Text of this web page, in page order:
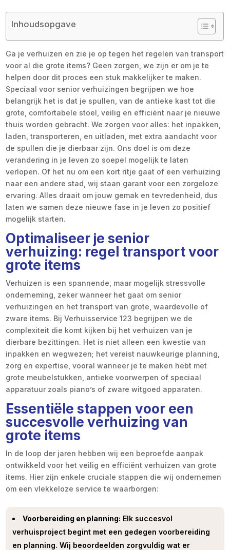
Inhoudsopgave
Ga je verhuizen en zie je op tegen het regelen van transport
voor al die grote items? Geen zorgen, we zijn er om je te
helpen door dit proces een stuk makkelijker te maken.
Speciaal voor senior verhuizingen begrijpen we hoe
belangrijk het is dat je spullen, van de antieke kast tot die
grote, comfortabele stoel, veilig en efficiënt naar je nieuwe
thuis worden gebracht. We zorgen voor alles: het inpakken,
laden, transporteren, en uitladen, met extra aandacht voor
de spullen die je dierbaar zijn. Ons doel is om deze
verandering in je leven zo soepel mogelijk te laten
verlopen. Of het nu om een kort ritje gaat of een verhuizing
naar een andere stad, wij staan garant voor een zorgeloze
ervaring. Alles draait om jouw gemak en tevredenheid, dus
laten we samen deze nieuwe fase in je leven zo positief
mogelijk starten.
Optimaliseer je senior
verhuizing: regel transport voor
grote items
Verhuizen is een spannende, maar mogelijk stressvolle
onderneming, zeker wanneer het gaat om senior
verhuizingen en het transport van grote, waardevolle of
zware items. Bij Verhuisservice 123 begrijpen we de
complexiteit die komt kijken bij het verhuizen van je
dierbare bezittingen. Het is niet alleen een kwestie van
inpakken en wegwezen; het vereist nauwkeurige planning,
zorg en expertise, vooral wanneer je te maken hebt met
grote meubelstukken, antieke voorwerpen of speciaal
apparatuur zoals piano’s of zware witgoed apparaten.
Essentiële stappen voor een
succesvolle verhuizing van
grote items
In de loop der jaren hebben wij een beproefde aanpak
ontwikkeld voor het veilig en efficiënt verhuizen van grote
items. Hier zijn enkele cruciale stappen die wij ondernemen
om een vlekkeloze service te waarborgen:
Voorbereiding en planning: Elk succesvol
verhuisproject begint met een gedegen voorbereiding
en planning. Wij beoordeelden zorgvuldig wat er